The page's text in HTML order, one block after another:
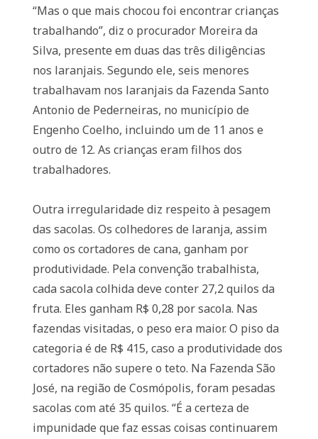
“Mas o que mais chocou foi encontrar crianças
trabalhando”, diz o procurador Moreira da
Silva, presente em duas das três diligências
nos laranjais. Segundo ele, seis menores
trabalhavam nos laranjais da Fazenda Santo
Antonio de Pederneiras, no município de
Engenho Coelho, incluindo um de 11 anos e
outro de 12. As crianças eram filhos dos
trabalhadores.
Outra irregularidade diz respeito à pesagem
das sacolas. Os colhedores de laranja, assim
como os cortadores de cana, ganham por
produtividade. Pela convenção trabalhista,
cada sacola colhida deve conter 27,2 quilos da
fruta. Eles ganham R$ 0,28 por sacola. Nas
fazendas visitadas, o peso era maior. O piso da
categoria é de R$ 415, caso a produtividade dos
cortadores não supere o teto. Na Fazenda São
José, na região de Cosmópolis, foram pesadas
sacolas com até 35 quilos. “É a certeza de
impunidade que faz essas coisas continuarem